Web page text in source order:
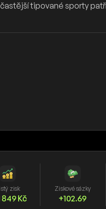
tipované sporty
zisk
849 Kč
Ziskové sázky
+102.69